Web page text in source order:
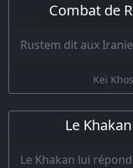
Combat de
Keï
Le